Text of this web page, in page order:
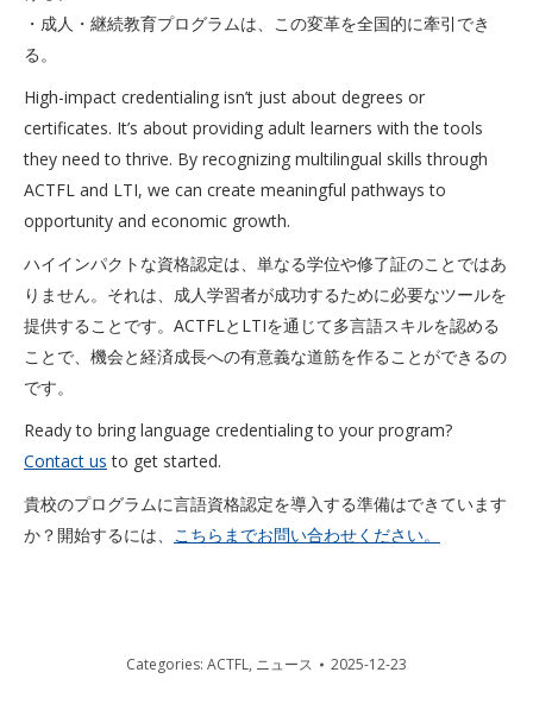
・成人・継続教育プログラムは、この変革を全国的に牽引でき
る。
High-impact credentialing isn’t just about degrees or
certificates. It’s about providing adult learners with the tools
they need to thrive. By recognizing multilingual skills through
ACTFL and LTI, we can create meaningful pathways to
opportunity and economic growth.
ハイインパクトな資格認定は、単なる学位や修了証のことではあ
りません。それは、成人学習者が成功するために必要なツールを
提供することです。ACTFLとLTIを通じて多言語スキルを認める
ことで、機会と経済成長への有意義な道筋を作ることができるの
です。
Ready to bring language credentialing to your program?
Contact us to get started.
貴校のプログラムに言語資格認定を導入する準備はできています
か？開始するには、 こちらまでお問い合わせください。
Categories: ACTFL, ニュース 2025-12-23